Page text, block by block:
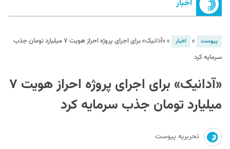
اخبار
پیوست » اخبار »
«آدانیک» برای اجرای پروژه احراز هویت ۷ میلیارد تومان جذب
سرمایه کرد
«آدانیک» برای اجرای پروژه احراز هویت ۷
میلیارد تومان جذب سرمایه کرد
تحریریه پیوست